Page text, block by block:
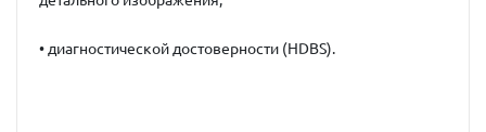
• диагностической достоверности (HDBS).